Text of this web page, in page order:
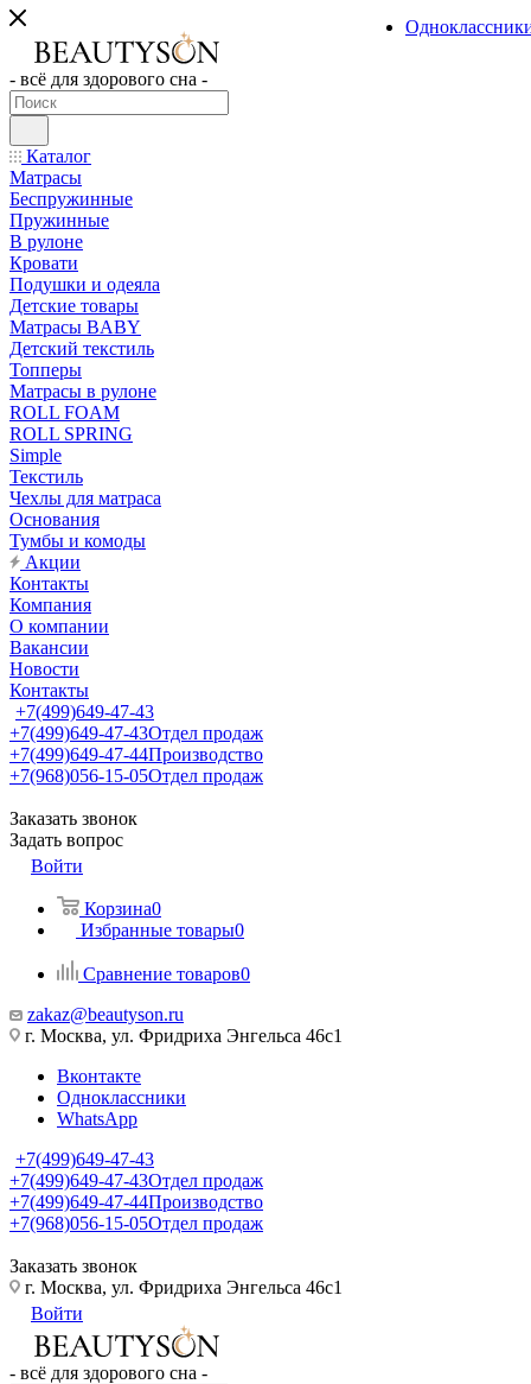
- всё для здорового сна -
Каталог
Матрасы
Беспружинные
Пружинные
В рулоне
Кровати
Подушки и одеяла
Детские товары
Матрасы BABY
Детский текстиль
Топперы
Матрасы в рулоне
ROLL FOAM
ROLL SPRING
Simple
Текстиль
Чехлы для матраса
Основания
Тумбы и комоды
Акции
Контакты
Компания
О компании
Вакансии
Новости
Контакты
+7(499)649-47-43
+7(499)649-47-43Отдел продаж
+7(499)649-47-44Производство
+7(968)056-15-05Отдел продаж
Заказать звонок
Задать вопрос
Войти
Корзина0
Избранные товары0
Сравнение товаров0
zakaz@beautyson.ru
г. Москва, ул. Фридриха Энгельса 46с1
Вконтакте
Одноклассники
WhatsApp
+7(499)649-47-43
+7(499)649-47-43Отдел продаж
+7(499)649-47-44Производство
+7(968)056-15-05Отдел продаж
Заказать звонок
г. Москва, ул. Фридриха Энгельса 46с1
Войти
- всё для здорового сна -